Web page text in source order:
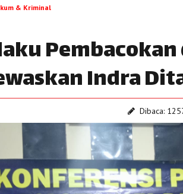
& Kriminal
Indra
Dibaca: